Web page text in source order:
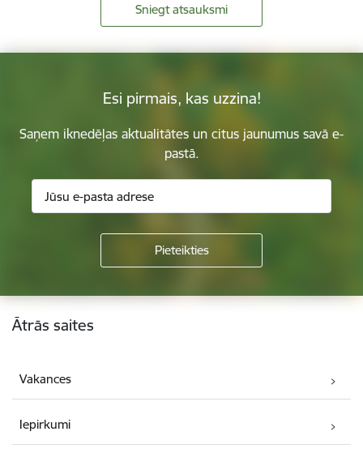
Sniegt atsauksmi
Esi pirmais, kas uzzina!
Saņem iknedēļas aktualitātes un citus jaunumus savā e-
pastā.
Kājene
Ātrās saites
Vakances
Iepirkumi